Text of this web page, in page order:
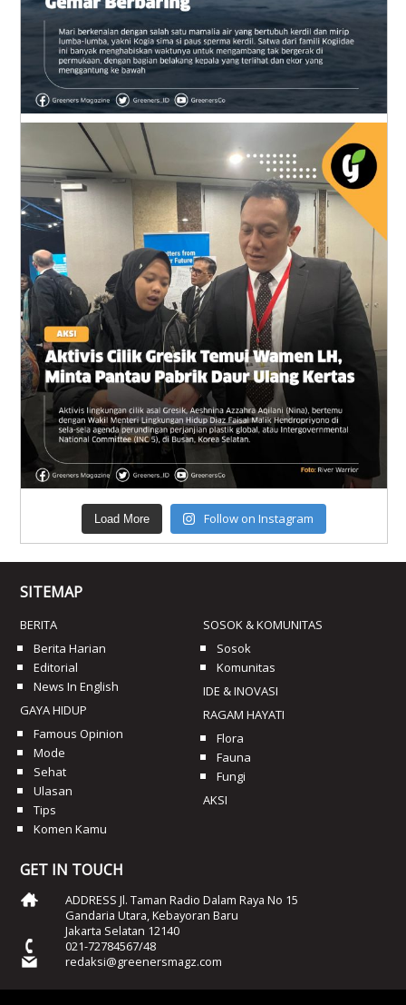
Load More Follow on Instagram
SITEMAP
BERITA
Berita Harian
Editorial
News In English
GAYA HIDUP
Famous Opinion
Mode
Sehat
Ulasan
Tips
Komen Kamu
SOSOK & KOMUNITAS
Sosok
Komunitas
IDE & INOVASI
RAGAM HAYATI
Flora
Fauna
Fungi
AKSI
GET IN TOUCH
ADDRESS Jl. Taman Radio Dalam Raya No 15
Gandaria Utara, Kebayoran Baru
Jakarta Selatan 12140
021-72784567/48
redaksi@greenersmagz.com